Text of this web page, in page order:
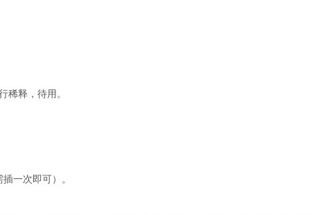
稀释，待用。
一次即可）。